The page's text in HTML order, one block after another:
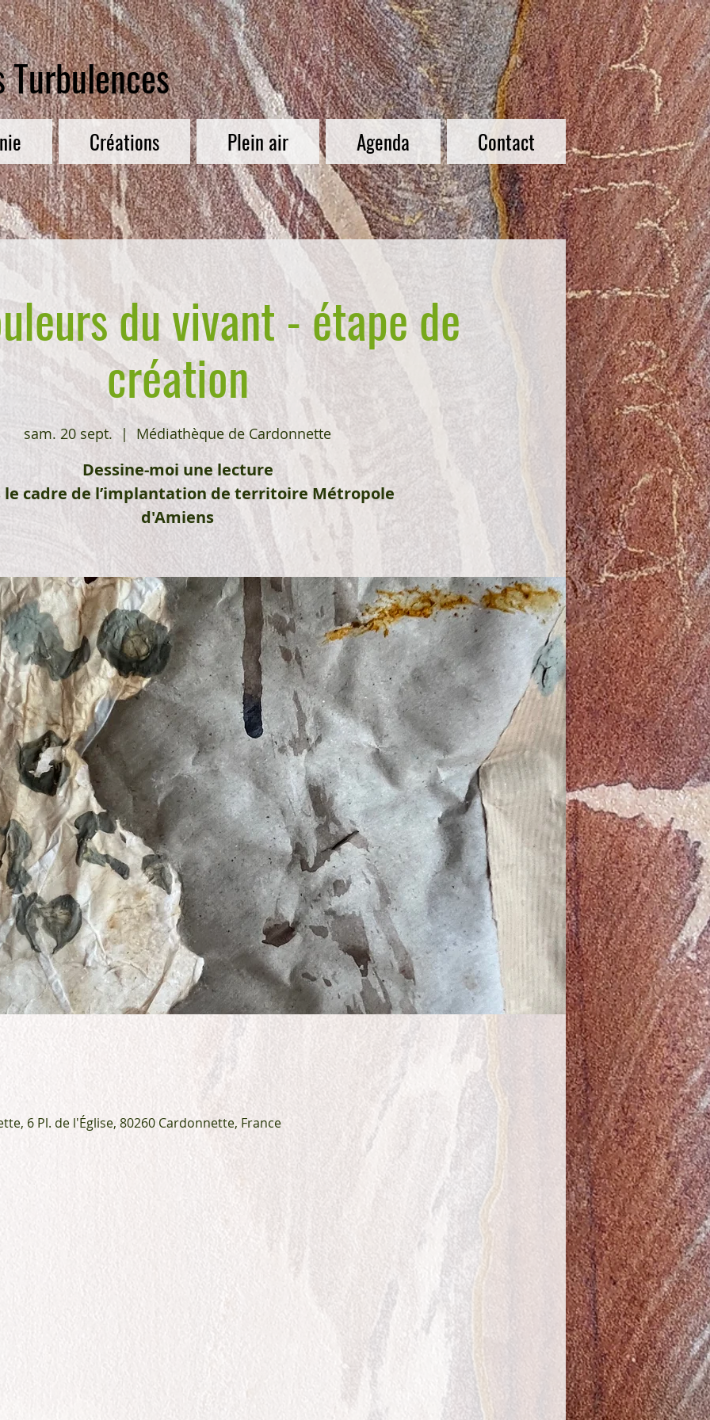
Turbulences
Créations Plein air Agenda Contact
du vivant - étape de
création
sam. 20 sept.
  |
Médiathèque de Cardonnette
Dessine-moi une lecture
le cadre de l’implantation de territoire Métropole
d'Amiens
6 Pl. de l'Église, 80260 Cardonnette, France